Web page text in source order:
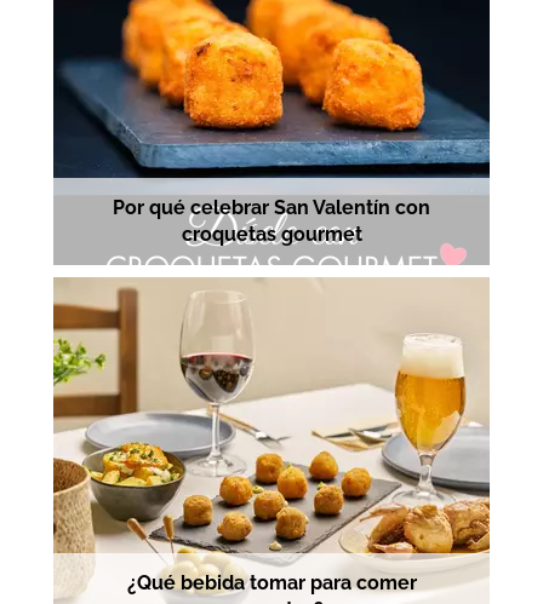
Por qué celebrar San Valentín con
croquetas gourmet
¿Qué bebida tomar para comer